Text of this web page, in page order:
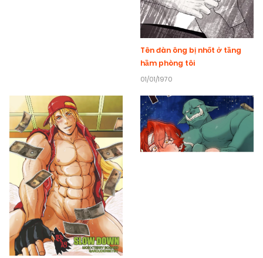
Tên đàn ông bị nhốt ở tầng
hầm phòng tôi
01/01/1970